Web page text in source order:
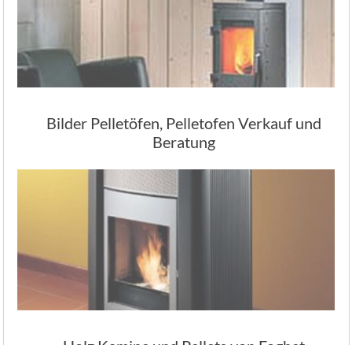
Bilder Pelletöfen, Pelletofen Verkauf und
Beratung